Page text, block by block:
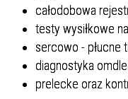
Personel
całodobowa
testy wysiłkowe
sercowo - płucne
diagnostyka
prelecke oraz